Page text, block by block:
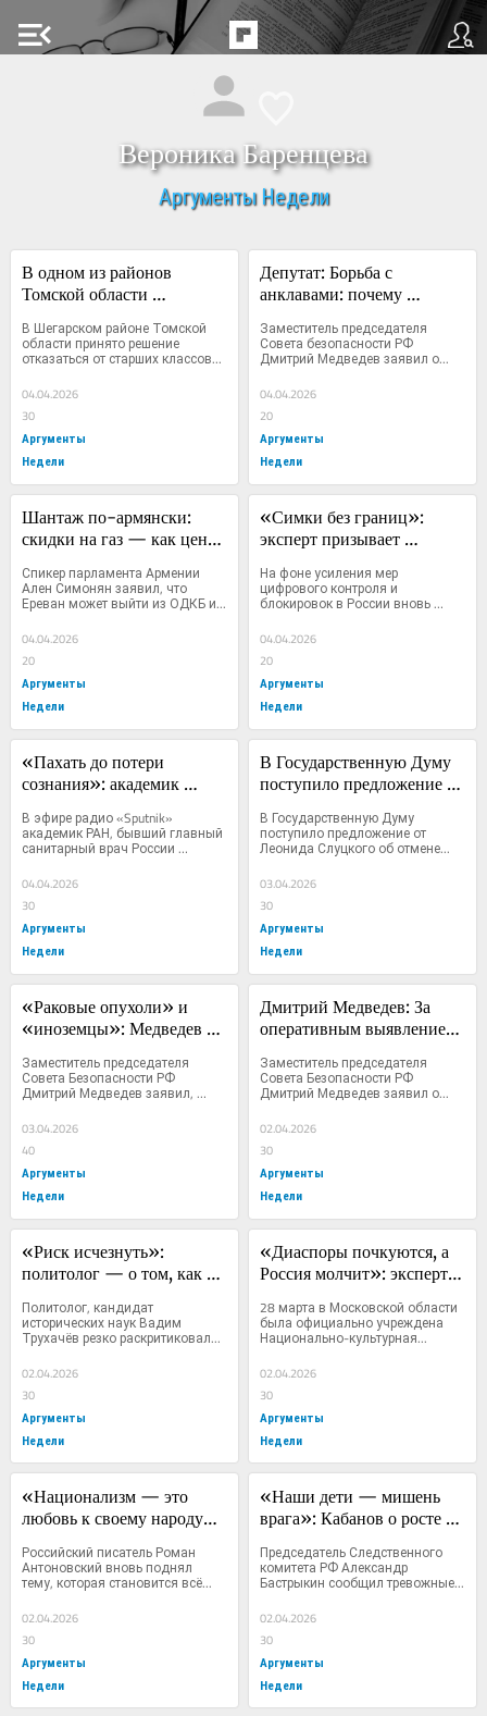
menu_open
Вероника Баренцева
Аргументы Недели
В одном из районов
Томской области
классы из-за нехватки
учителей
В Шегарском районе Томской
области принято решение
отказаться от старших классов...
04.04.2026
30
Аргументы
Недели
Депутат: Борьба с
анклавами: почему
мигрантов не решит
проблему
Заместитель председателя
Совета безопасности РФ
Дмитрий Медведев заявил о...
04.04.2026
20
Аргументы
Недели
Шантаж по-армянски:
скидки на газ — как цена
Спикер парламента Армении
Ален Симонян заявил, что
Ереван может выйти из ОДКБ и...
04.04.2026
20
Аргументы
Недели
«Симки без границ»:
эксперт призывает
мигрантов из Средней
Азии
На фоне усиления мер
цифрового контроля и
блокировок в России вновь
вскрылась...
04.04.2026
20
Аргументы
Недели
«Пахать до потери
сознания»: академик
шестидневку и обвинил
критиков в
терроризме»
В эфире радио «Sputnik»
академик РАН, бывший главный
санитарный врач России
Геннадий...
04.04.2026
30
Аргументы
Недели
В Государственную Думу
поступило предложение
для мигрантов: «Выбор
должен быть в пользу
В Государственную Думу
поступило предложение от
Леонида Слуцкого об отмене...
03.04.2026
30
Аргументы
Недели
«Раковые опухоли» и
«иноземцы»: Медведев и
угрозах миграции
Заместитель председателя
Совета Безопасности РФ
Дмитрий Медведев заявил,
что...
03.04.2026
40
Аргументы
Недели
Дмитрий Медведев: За
оперативным выявлением
болезни должно следовать
незамедлительное
страны
Заместитель председателя
Совета Безопасности РФ
Дмитрий Медведев заявил о...
02.04.2026
30
Аргументы
Недели
«Риск исчезнуть»:
политолог — о том, как
решают свои проблемы за
счёт РФ
Политолог, кандидат
исторических наук Вадим
Трухачёв резко раскритиковал...
02.04.2026
30
Аргументы
Недели
«Диаспоры почкуются, а
Россия молчит»: эксперт
азербайджанской НКА в
Подмосковье
28 марта в Московской области
была официально учреждена
Национально-культурная...
02.04.2026
30
Аргументы
Недели
«Национализм — это
любовь к своему народу»:
защите русской
идентичности
Российский писатель Роман
Антоновский вновь поднял
тему, которая становится всё...
02.04.2026
30
Аргументы
Недели
«Наши дети — мишень
врага»: Кабанов о росте
подростков
Председатель Следственного
комитета РФ Александр
Бастрыкин сообщил тревожные...
02.04.2026
30
Аргументы
Недели